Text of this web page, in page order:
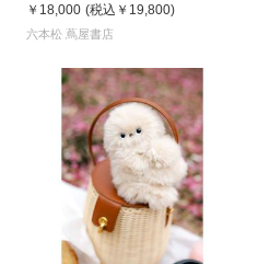
￥18,000 (税込 ￥19,800)
六本松 蔦屋書店